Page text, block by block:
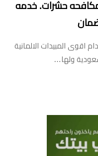
حشرات. خدمه
اقوى المبيدات الالمانية
ولها…